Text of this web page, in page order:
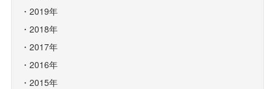
2019年
2018年
2017年
2016年
2015年